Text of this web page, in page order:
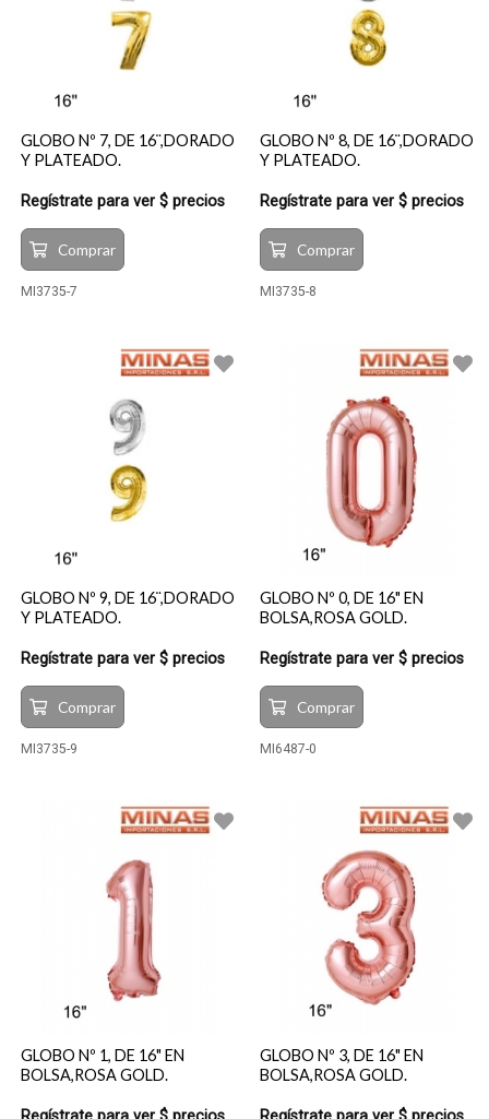
GLOBO Nº 7, DE 16¨,DORADO
Y PLATEADO.
Regístrate para ver $ precios
Comprar
MI3735-7
GLOBO Nº 8, DE 16¨,DORADO
Y PLATEADO.
Regístrate para ver $ precios
Comprar
MI3735-8
GLOBO Nº 9, DE 16¨,DORADO
Y PLATEADO.
Regístrate para ver $ precios
Comprar
MI3735-9
GLOBO Nº 0, DE 16" EN
BOLSA,ROSA GOLD.
Regístrate para ver $ precios
Comprar
MI6487-0
GLOBO Nº 1, DE 16" EN
BOLSA,ROSA GOLD.
GLOBO Nº 3, DE 16" EN
BOLSA,ROSA GOLD.